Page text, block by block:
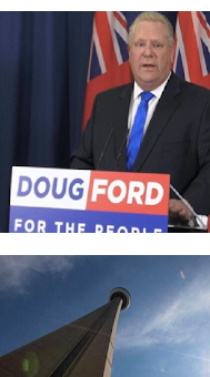
தடுப்பூசி: